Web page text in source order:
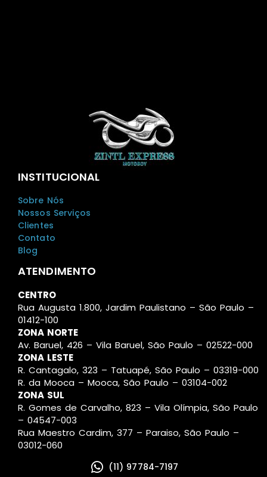
INSTITUCIONAL
Sobre Nós
Nossos Serviços
Clientes
Contato
Blog
ATENDIMENTO
CENTRO
Rua Augusta 1.800, Jardim Paulistano – São Paulo –
01412-100
ZONA NORTE
Av. Baruel, 426 – Vila Baruel, São Paulo – 02522-000
ZONA LESTE
R. Cantagalo, 323 – Tatuapé, São Paulo – 03319-000
R. da Mooca – Mooca, São Paulo – 03104-002
ZONA SUL
R. Gomes de Carvalho, 823 – Vila Olímpia, São Paulo
– 04547-003
Rua Maestro Cardim, 377 – Paraiso, São Paulo –
03012-060
(11) 97784-7197